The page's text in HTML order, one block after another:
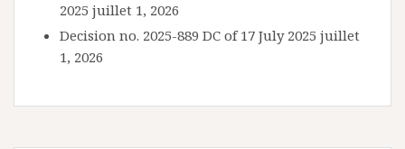
2025 juillet 1, 2026
Decision no. 2025-889 DC of 17 July 2025 juillet
1, 2026